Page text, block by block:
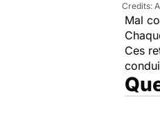
Mal
Ces